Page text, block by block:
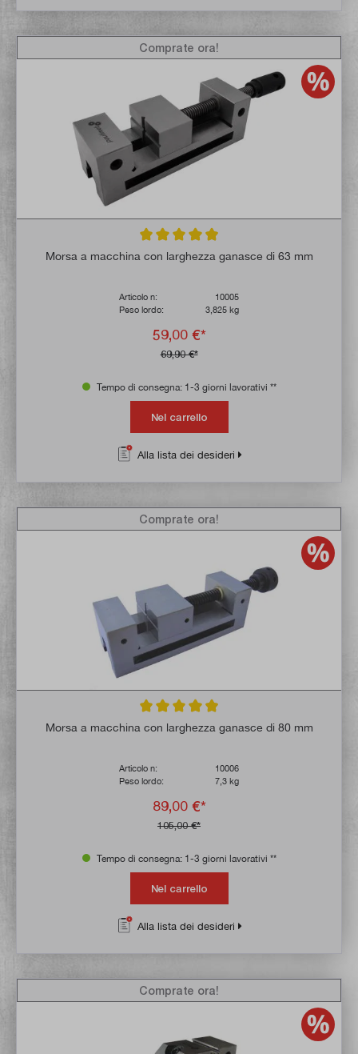
Valutazione media di 4.8 su 5 stelle
Morsa a macchina con larghezza ganasce di 63 mm
Articolo n:
10005
Peso lordo:
3,825 kg
59,00 €*
69,90 €*
Comprate ora!
Tempo di consegna: 1-3 giorni lavorativi **
Nel carrello
Alla lista dei desideri
Valutazione media di 4.9 su 5 stelle
Morsa a macchina con larghezza ganasce di 80 mm
Articolo n:
10006
Peso lordo:
7,3 kg
89,00 €*
105,00 €*
Comprate ora!
Tempo di consegna: 1-3 giorni lavorativi **
Nel carrello
Alla lista dei desideri
Comprate ora!